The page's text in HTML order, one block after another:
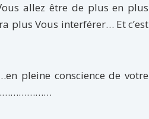
allez être de plus en plus
plus Vous interférer… Et c’est
pleine conscience de votre